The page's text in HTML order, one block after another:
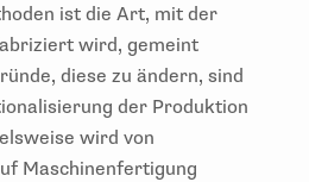
ist die Art, mit der
wird, gemeint
diese zu ändern, sind
der Produktion
wird von
Maschinenfertigung